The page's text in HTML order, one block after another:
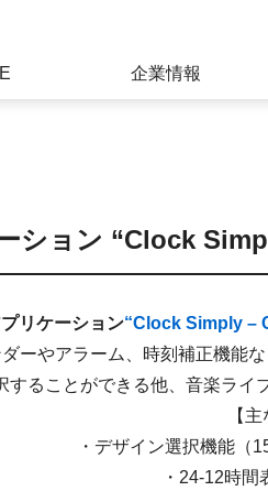
企業情報
ション “Clock
リケーション“Clock Simply –
ーやアラーム、時刻補正機能
ることができる他、音楽ライ
【
・デザイン選択機能（
・24-12時